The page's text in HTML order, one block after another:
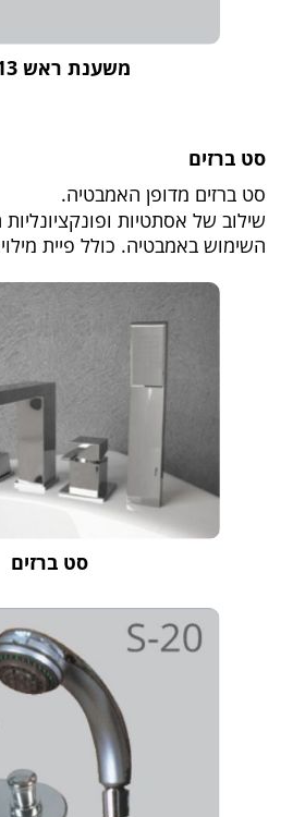
משענת ראש S-113
סט ברזים
סט ברזים מדופן האמבטיה.
שילוב של אסתטיות
השימוש באמבטיה. כולל פיית
סט ברזים